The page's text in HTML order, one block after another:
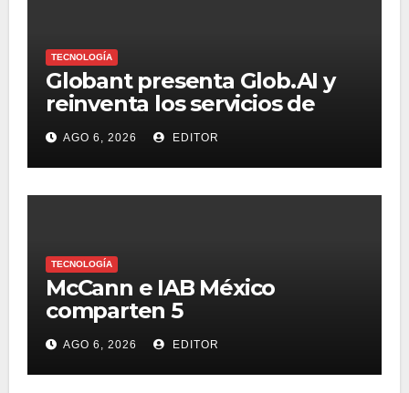
TECNOLOGÍA
Globant presenta Glob.AI y
reinventa los servicios de
tecnología para la era de la IA
AGO 6, 2026 EDITOR
TECNOLOGÍA
McCann e IAB México
comparten 5
macrotendencias en la
industria del marketing y la
publicidad
AGO 6, 2026 EDITOR